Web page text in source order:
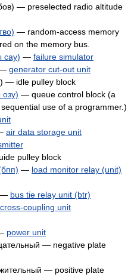
— preselected radio altitude
— random-access memory
on the memory bus.
сау) — failure simulator
generator cut-out unit
— idle pulley block
— queue control block (а
use of a programmer.)
air data storage unit
pulley block
— load monitor relay (unit)
— bus tie relay unit (btr)
cross-coupling unit
power unit
— negative plate
— positive plate